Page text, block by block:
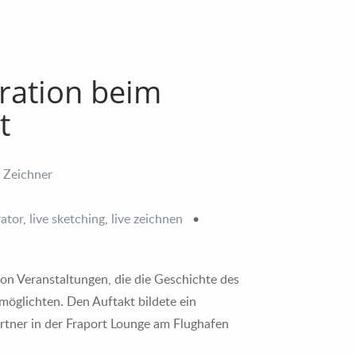
beim
, live sketching, live zeichnen •
Veranstaltungen, die die Geschichte des
Den Auftakt bildete ein
in der Fraport Lounge am Flughafen